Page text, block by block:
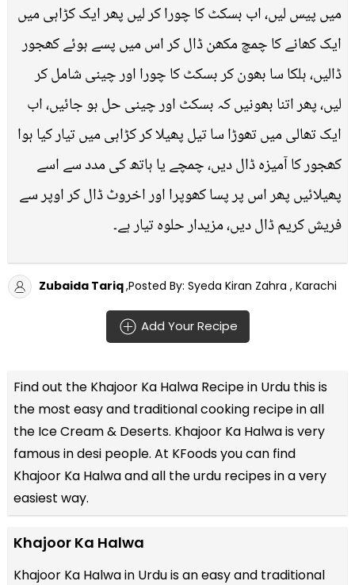
میں پیس لیں، اب بسکٹ کا چورا کر لیں پھر ایک کڑاہی میں
ایک کھانے کا چمچ مکھن ڈال کر اس میں پسے ہوئے کھجور
ڈالیں، ہلکا سا بھون کر بسکٹ کا چورا اور چینی شامل کر
لیں، پھر اتنا بھونیں کہ بسکٹ اور چینی حل ہو جائیں، اب
ایک تھالی میں تھوڑا سا تیل پھیلا کر کڑاہی میں تیار کیا ہوا
کھجور کا آمیزہ ڈال دیں، چمچے یا ہاتھ کی مدد سے اسے
پھیلائیں پھر اس پر پسا کھوپرا اور اخروٹ ڈال کر اوپر سے
فریش کریم ڈال دیں، مزیدار حلوہ تیار ہے۔
Zubaida Tariq,Posted By: Syeda Kiran Zahra , Karachi
Add Your Recipe
Find out the Khajoor Ka Halwa Recipe in Urdu this is
the most easy and traditional cooking recipe in all
the Ice Cream & Deserts. Khajoor Ka Halwa is very
famous in desi people. At KFoods you can find
Khajoor Ka Halwa and all theurdu recipesin a very
easiest way.
Khajoor Ka Halwa
Khajoor Ka Halwa in Urdu is an easy and traditional